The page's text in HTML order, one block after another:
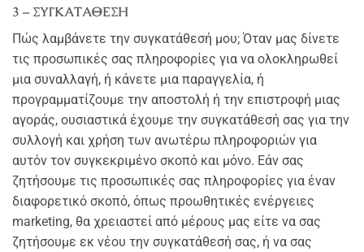
3 – ΣΥΓΚΑΤΑΘΕΣΗ
Πώς λαμβάνετε την συγκατάθεσή μου; Όταν μας δίνετε
τις προσωπικές σας πληροφορίες για να ολοκληρωθεί
μια συναλλαγή, ή κάνετε μια παραγγελία, ή
προγραμματίζουμε την αποστολή ή την επιστροφή μιας
αγοράς, ουσιαστικά έχουμε την συγκατάθεσή σας για την
συλλογή και χρήση των ανωτέρω πληροφοριών για
αυτόν τον συγκεκριμένο σκοπό και μόνο. Εάν σας
ζητήσουμε τις προσωπικές σας πληροφορίες για έναν
διαφορετικό σκοπό, όπως προωθητικές ενέργειες
marketing, θα χρειαστεί από μέρους μας είτε να σας
ζητήσουμε εκ νέου την συγκατάθεσή σας, ή να σας